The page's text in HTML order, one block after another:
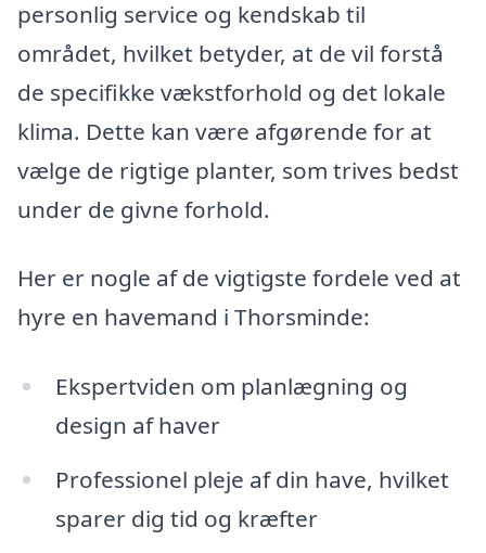
personlig service og kendskab til
området, hvilket betyder, at de vil forstå
de specifikke vækstforhold og det lokale
klima. Dette kan være afgørende for at
vælge de rigtige planter, som trives bedst
under de givne forhold.
Her er nogle af de vigtigste fordele ved at
hyre en havemand i Thorsminde:
Ekspertviden om planlægning og
design af haver
Professionel pleje af din have, hvilket
sparer dig tid og kræfter